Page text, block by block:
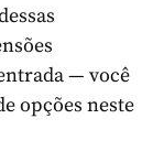
— você
opções neste